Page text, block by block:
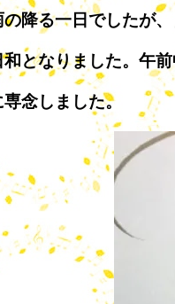
の降る一日でしたが
和となりました。午
念しました。